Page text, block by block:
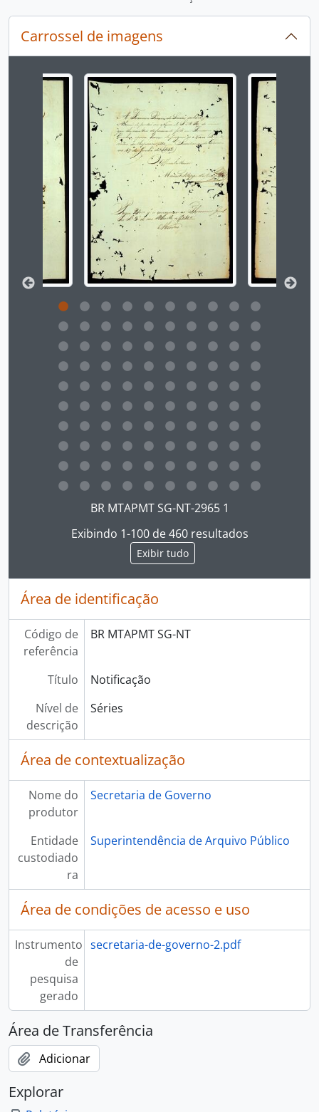
Carrossel de imagens
Ao alterar o slide atual deste carrossel, o título da
Ao clicar no link deste título da descrição a
BR MTAPMT SG-NT-2965 1
Exibindo 1-100 de 460 resultados
Exibir tudo
Área de identificação
Código de
referência
BR MTAPMT SG-NT
Título
Notificação
Nível de
descrição
Séries
Área de contextualização
Nome do
produtor
Secretaria de Governo
Entidade
custodiado
ra
Superintendência de Arquivo Público
Área de condições de acesso e uso
Instrumento
de
pesquisa
gerado
secretaria-de-governo-2.pdf
Área de Transferência
Adicionar
Explorar